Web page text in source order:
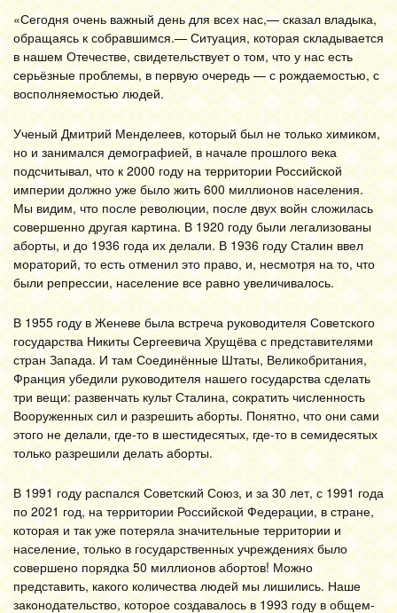
«Сегодня очень важный день для всех нас,— сказал владыка,
обращаясь к собравшимся.— Ситуация, которая складывается
в нашем Отечестве, свидетельствует о том, что у нас есть
серьёзные проблемы, в первую очередь — с рождаемостью, с
восполняемостью людей.
Ученый Дмитрий Менделеев, который был не только химиком,
но и занимался демографией, в начале прошлого века
подсчитывал, что к 2000 году на территории Российской
империи должно уже было жить 600 миллионов населения.
Мы видим, что после революции, после двух войн сложилась
совершенно другая картина. В 1920 году были легализованы
аборты, и до 1936 года их делали. В 1936 году Сталин ввел
мораторий, то есть отменил это право, и, несмотря на то, что
были репрессии, население все равно увеличивалось.
В 1955 году в Женеве была встреча руководителя Советского
государства Никиты Сергеевича Хрущёва с представителями
стран Запада. И там Соединённые Штаты, Великобритания,
Франция убедили руководителя нашего государства сделать
три вещи: развенчать культ Сталина, сократить численность
Вооруженных сил и разрешить аборты. Понятно, что они сами
этого не делали, где-то в шестидесятых, где-то в семидесятых
только разрешили делать аборты.
В 1991 году распался Советский Союз, и за 30 лет, с 1991 года
по 2021 год, на территории Российской Федерации, в стране,
которая и так уже потеряла значительные территории и
население, только в государственных учреждениях было
совершено порядка 50 миллионов абортов! Можно
представить, какого количества людей мы лишились. Наше
законодательство, которое создавалось в 1993 году в общем-